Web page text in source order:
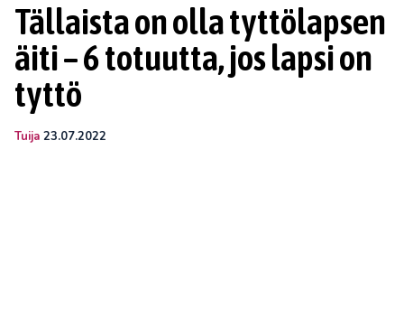
Tällaista on olla tyttölapsen
äiti – 6 totuutta, jos lapsi on
tyttö
Tuija 23.07.2022